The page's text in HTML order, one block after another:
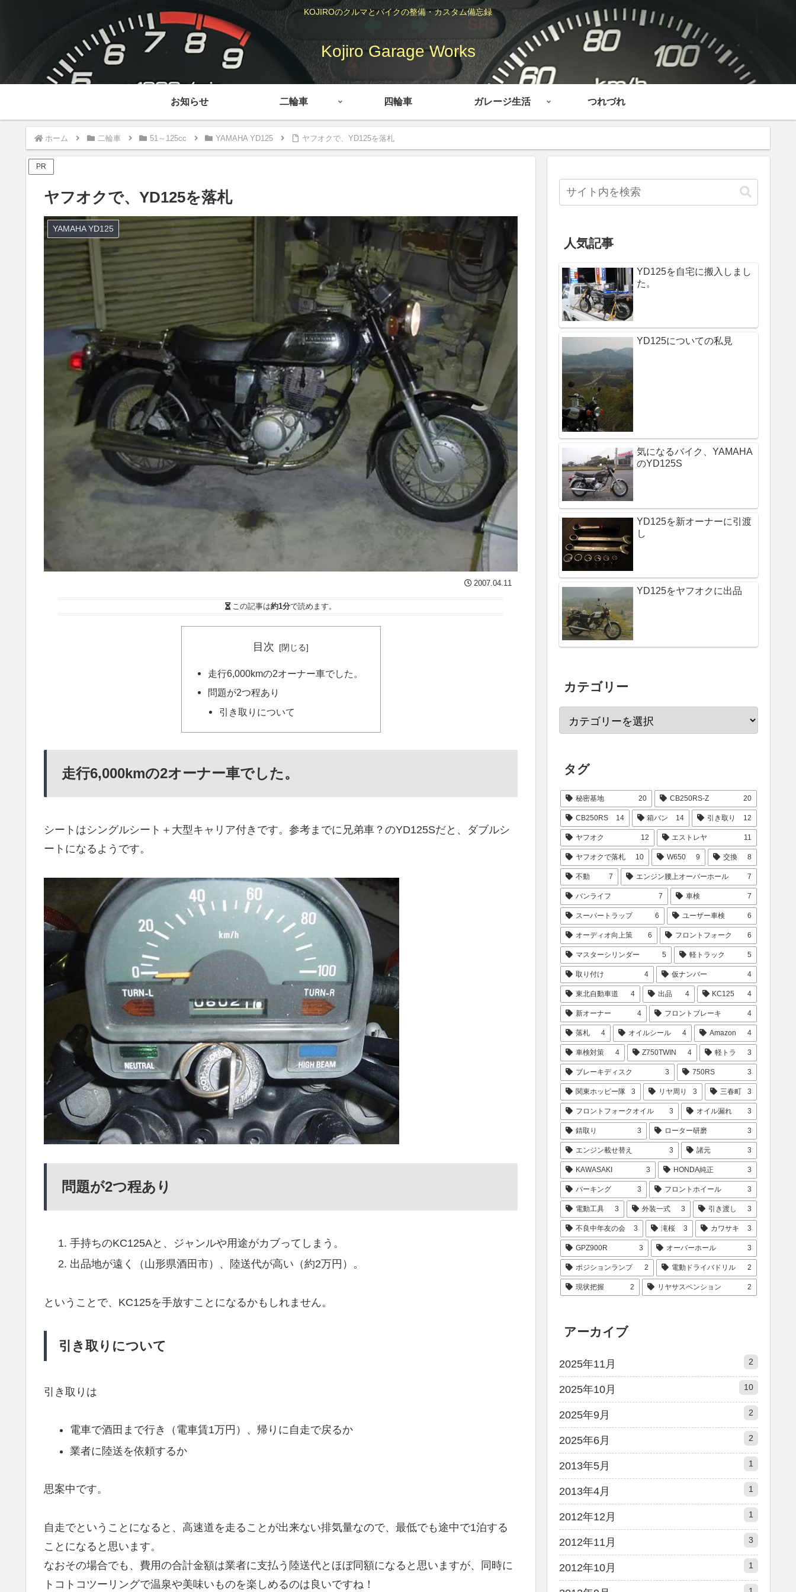
KOJIROのクルマとバイクの整備・カスタム備忘録
Kojiro Garage Works
お知らせ 二輪車 四輪車 ガレージ生活 つれづれ
ホーム 二輪車 51～125cc YAMAHA YD125 ヤフオクで、YD125を落札
PR
ヤフオクで、YD125を落札
YAMAHA YD125
2007.04.11
この記事は約1分で読めます。
目次
走行6,000kmの2オーナー車でした。
問題が2つ程あり
引き取りについて
走行6,000kmの2オーナー車でした。
シートはシングルシート＋大型キャリア付きです。参考までに兄弟車？のYD125Sだと、ダブルシ
ートになるようです。
問題が2つ程あり
手持ちのKC125Aと、ジャンルや用途がカブってしまう。
出品地が遠く（山形県酒田市）、陸送代が高い（約2万円）。
ということで、KC125を手放すことになるかもしれません。
引き取りについて
引き取りは
電車で酒田まで行き（電車賃1万円）、帰りに自走で戻るか
業者に陸送を依頼するか
思案中です。
自走でということになると、高速道を走ることが出来ない排気量なので、最低でも途中で1泊する
ことになると思います。
なおその場合でも、費用の合計金額は業者に支払う陸送代とほぼ同額になると思いますが、同時に
トコトコツーリングで温泉や美味いものを楽しめるのは良いですね！
人気記事
YD125を自宅に搬入しまし
た。
YD125についての私見
気になるバイク、YAMAHA
のYD125S
YD125を新オーナーに引渡
し
YD125をヤフオクに出品
カテゴリー
タグ
秘密基地 20 CB250RS-Z 20
CB250RS 14 箱バン 14 引き取り 12
ヤフオク 12 エストレヤ 11
ヤフオクで落札 10 W650 9 交換 8
不動 7 エンジン腰上オーバーホール 7
バンライフ 7 車検 7
スーパートラップ 6 ユーザー車検 6
オーディオ向上策 6 フロントフォーク 6
マスターシリンダー 5 軽トラック 5
取り付け 4 仮ナンバー 4
東北自動車道 4 出品 4 KC125 4
新オーナー 4 フロントブレーキ 4
落札 4 オイルシール 4 Amazon 4
車検対策 4 Z750TWIN 4 軽トラ 3
ブレーキディスク 3 750RS 3
関東ホッピー隊 3 リヤ周り 3 三春町 3
フロントフォークオイル 3 オイル漏れ 3
錆取り 3 ローター研磨 3
エンジン載せ替え 3 諸元 3
KAWASAKI 3 HONDA純正 3
パーキング 3 フロントホイール 3
電動工具 3 外装一式 3 引き渡し 3
不良中年友の会 3 滝桜 3 カワサキ 3
GPZ900R 3 オーバーホール 3
ポジションランプ 2 電動ドライバドリル 2
現状把握 2 リヤサスペンション 2
アーカイブ
2025年11月 2
2025年10月 10
2025年9月 2
2025年6月 2
2013年5月 1
2013年4月 1
2012年12月 1
2012年11月 3
2012年10月 1